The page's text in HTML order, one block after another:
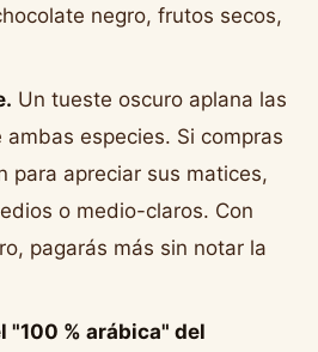
negro, frutos secos,
Un tueste oscuro aplana las
especies. Si compras
para apreciar sus matices,
o medio-claros. Con
pagarás más sin notar la
"100 % arábica" del